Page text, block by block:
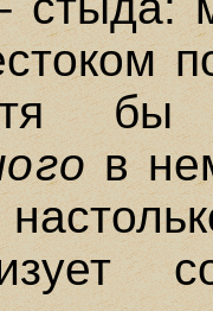
бы
в